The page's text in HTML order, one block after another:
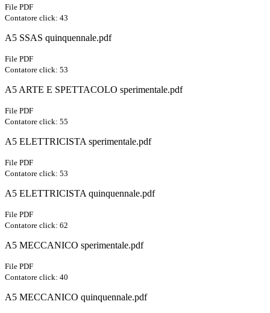
File PDF
Contatore click: 43
A5 SSAS quinquennale.pdf
File PDF
Contatore click: 53
A5 ARTE E SPETTACOLO sperimentale.pdf
File PDF
Contatore click: 55
A5 ELETTRICISTA sperimentale.pdf
File PDF
Contatore click: 53
A5 ELETTRICISTA quinquennale.pdf
File PDF
Contatore click: 62
A5 MECCANICO sperimentale.pdf
File PDF
Contatore click: 40
A5 MECCANICO quinquennale.pdf